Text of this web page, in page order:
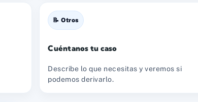
📝 Otros
Cuéntanos tu caso
Describe lo que necesitas y veremos si
podemos derivarlo.